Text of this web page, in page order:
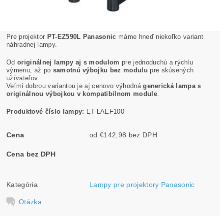
Pre projektor PT-EZ590L Panasonic máme hneď niekoľko variant
náhradnej lampy.
Odoriginálnej lampy aj s modulom pre jednoduchú a rýchlu
výmenu, až po samotnú výbojku bez modulu pre skúsených
užívateľov.
Veľmi dobrou variantou je aj cenovo výhodnágenerická lampa s
originálnou výbojkou v kompatibilnom module.
Produktové číslo lampy: ET-LAEF100
Cena od €142,98 bez DPH
Cena bez DPH
Kategória Lampy pre projektory Panasonic
Otázka